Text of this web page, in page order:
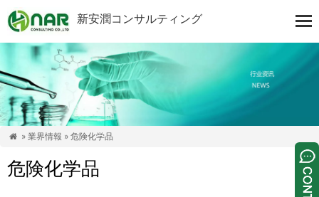
新安潤コンサルティング
 » 業界情報 » 危険化学品
危険化学品